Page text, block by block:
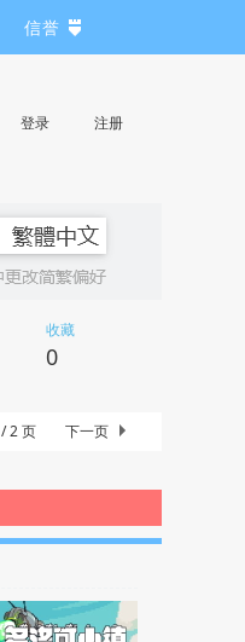
信誉
登录 注册
收藏
0
/ 2 页 下一页